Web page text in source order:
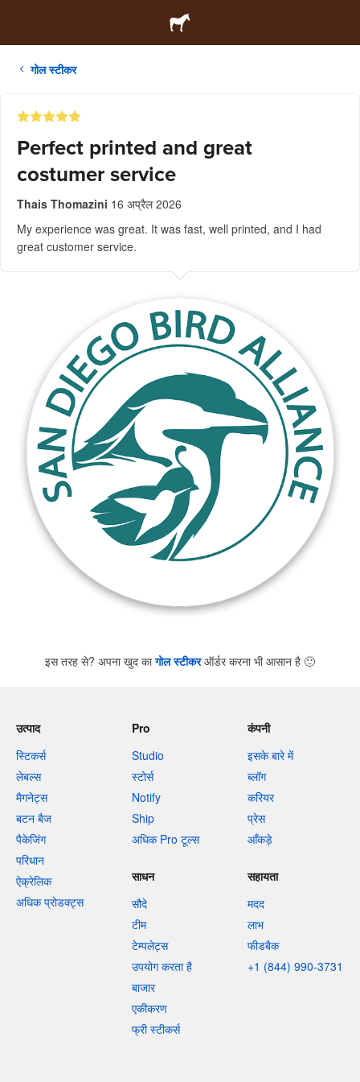
गोल स्टीकर
Perfect printed and great
costumer service
Thais Thomazini 16 अप्रैल 2026
My experience was great. It was fast, well printed, and I had
great customer service.
इस तरह से? अपना खुद कागोल स्टीकरऑर्डर करना भी आसान है 🙂
उत्पाद
स्टिकर्स
लेबल्स
मैगनेट्स
बटन बैज
पैकेजिंग
परिधान
ऐक्रेलिक
अधिक प्रोडक्ट्स
Pro
Studio
स्टोर्स
Notify
Ship
अधिक Pro टूल्स
कंपनी
इसके बारे में
ब्लॉग
करियर
प्रेस
आँकड़े
साधन
सौदे
टीम
टेम्पलेट्स
उपयोग करता है
बाजार
एकीकरण
फ्री स्टीकर्स
सहायता
मदद
लाभ
फीडबैक
+1 (844) 990-3731